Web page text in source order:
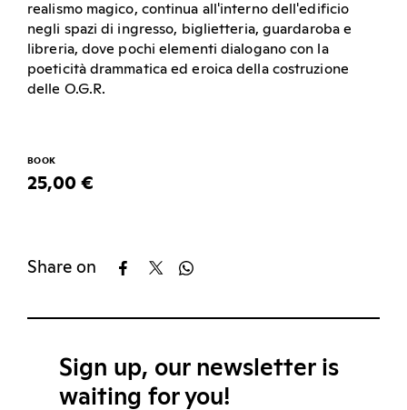
realismo magico, continua all'interno dell'edificio
negli spazi di ingresso, biglietteria, guardaroba e
libreria, dove pochi elementi dialogano con la
poeticità drammatica ed eroica della costruzione
delle O.G.R.
BOOK
25,00 €
Share on
Sign up, our newsletter is
waiting for you!